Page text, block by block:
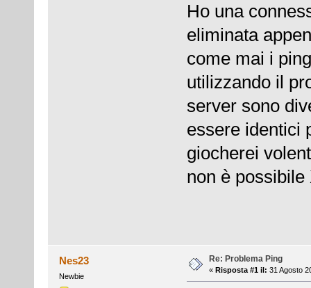
Ho una
eliminata
come mai i
utilizzando il
server sono
essere identici
giocherei
non è possibile
Nes23
Newbie
Re: Problema Ping
« Risposta #1 il: 31 Agosto